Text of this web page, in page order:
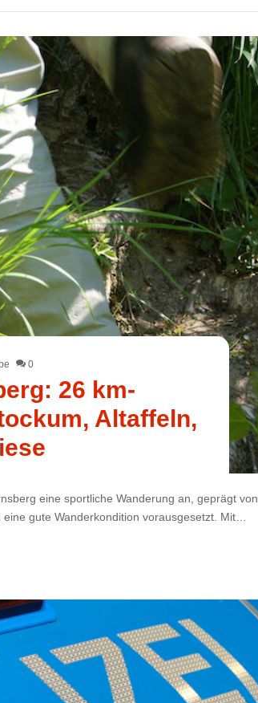
0
26 km-
Altaffeln,
eine sportliche Wanderung an, geprägt von
gute Wanderkondition vorausgesetzt. Mit…